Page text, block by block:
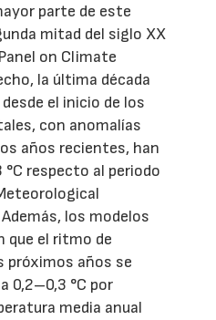
parte de este
mitad del siglo XX
on Climate
la última década
el inicio de los
con anomalías
años recientes, han
respecto al periodo
los modelos
el ritmo de
próximos años se
0,2–0,3 °C por
media anual